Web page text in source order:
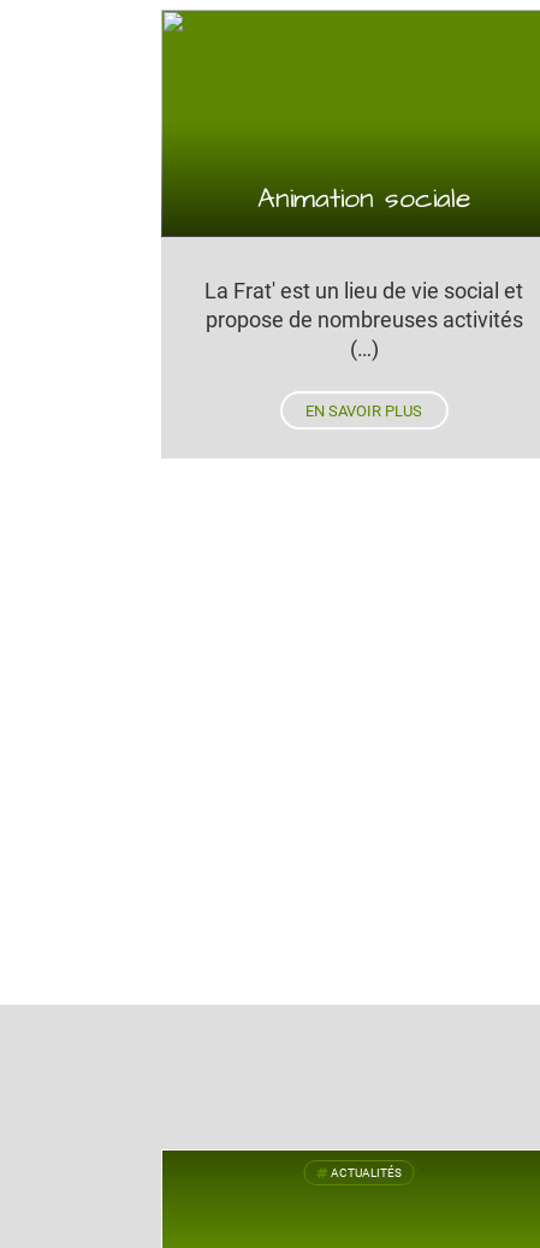
Animation sociale
La Frat' est un lieu de vie social et
propose de nombreuses activités
(…)
EN SAVOIR PLUS
ACTUALITÉS '